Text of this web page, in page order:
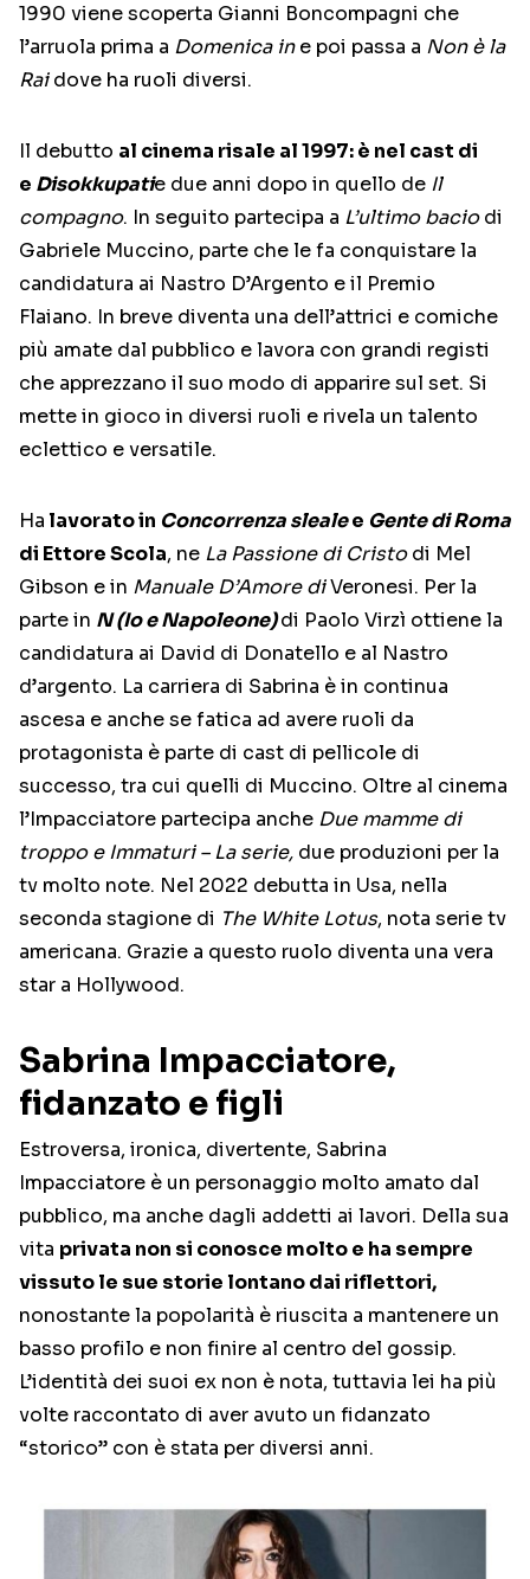
1990 viene scoperta Gianni Boncompagni che
l’arruola prima a Domenica ine poi passa a Non è la
Raidove ha ruoli diversi.
Il debutto al cinema risale al 1997: è nel cast di
e Disokkupatie due anni dopo in quello de Il
compagno. In seguito partecipa a L’ultimo baciodi
Gabriele Muccino, parte che le fa conquistare la
candidatura ai Nastro D’Argento e il Premio
Flaiano. In breve diventa una dell’attrici e comiche
più amate dal pubblico e lavora con grandi registi
che apprezzano il suo modo di apparire sul set. Si
mette in gioco in diversi ruoli e rivela un talento
eclettico e versatile.
Ha lavorato in Concorrenza slealee Gente di Roma
di Ettore Scola, ne La Passione di Cristodi Mel
Gibson e in Manuale D’Amore diVeronesi. Per la
parte in N (Io e Napoleone)di Paolo Virzì ottiene la
candidatura ai David di Donatello e al Nastro
d’argento. La carriera di Sabrina è in continua
ascesa e anche se fatica ad avere ruoli da
protagonista è parte di cast di pellicole di
successo, tra cui quelli di Muccino. Oltre al cinema
l’Impacciatore partecipa anche Due mamme di
troppo e Immaturi – La serie, due produzioni per la
tv molto note. Nel 2022 debutta in Usa, nella
seconda stagione di The White Lotus, nota serie tv
americana. Grazie a questo ruolo diventa una vera
star a Hollywood.
Sabrina Impacciatore,
fidanzato e figli
Estroversa, ironica, divertente, Sabrina
Impacciatore è un personaggio molto amato dal
pubblico, ma anche dagli addetti ai lavori. Della sua
vita privata non si conosce molto e ha sempre
vissuto le sue storie lontano dai riflettori,
nonostante la popolarità è riuscita a mantenere un
basso profilo e non finire al centro del gossip.
L’identità dei suoi ex non è nota, tuttavia lei ha più
volte raccontato di aver avuto un fidanzato
“storico” con è stata per diversi anni.